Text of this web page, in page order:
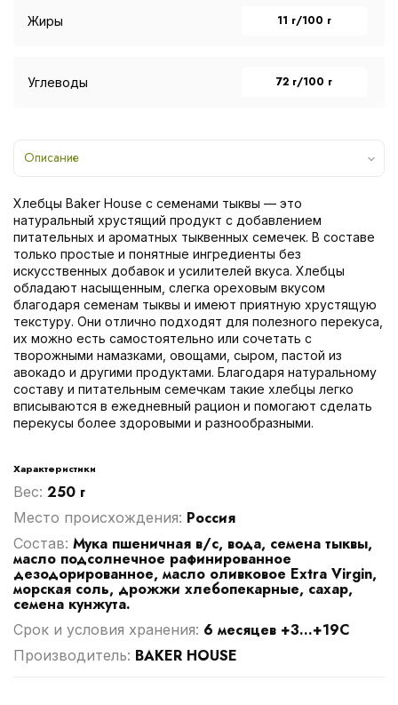
Жиры 11 г/100 г
Углеводы 72 г/100 г
Описание
Хлебцы Baker House с семенами тыквы — это
натуральный хрустящий продукт с добавлением
питательных и ароматных тыквенных семечек. В составе
только простые и понятные ингредиенты без
искусственных добавок и усилителей вкуса. Хлебцы
обладают насыщенным, слегка ореховым вкусом
благодаря семенам тыквы и имеют приятную хрустящую
текстуру. Они отлично подходят для полезного перекуса,
их можно есть самостоятельно или сочетать с
творожными намазками, овощами, сыром, пастой из
авокадо и другими продуктами. Благодаря натуральному
составу и питательным семечкам такие хлебцы легко
вписываются в ежедневный рацион и помогают сделать
перекусы более здоровыми и разнообразными.
Характеристики
Вес: 250 г
Место происхождения: Россия
Cостав: Мука пшеничная в/с, вода, семена тыквы,
масло подсолнечное рафинированное
дезодорированное, масло оливковое Extra Virgin,
морская соль, дрожжи хлебопекарные, сахар,
семена кунжута.
Срок и условия хранения: 6 месяцев +3...+19С
Производитель: BAKER HOUSE